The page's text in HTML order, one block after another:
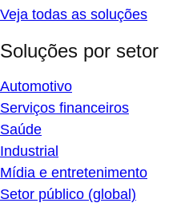
Veja todas as soluções
Soluções por setor
Automotivo
Serviços financeiros
Saúde
Industrial
Mídia e entretenimento
Setor público (global)